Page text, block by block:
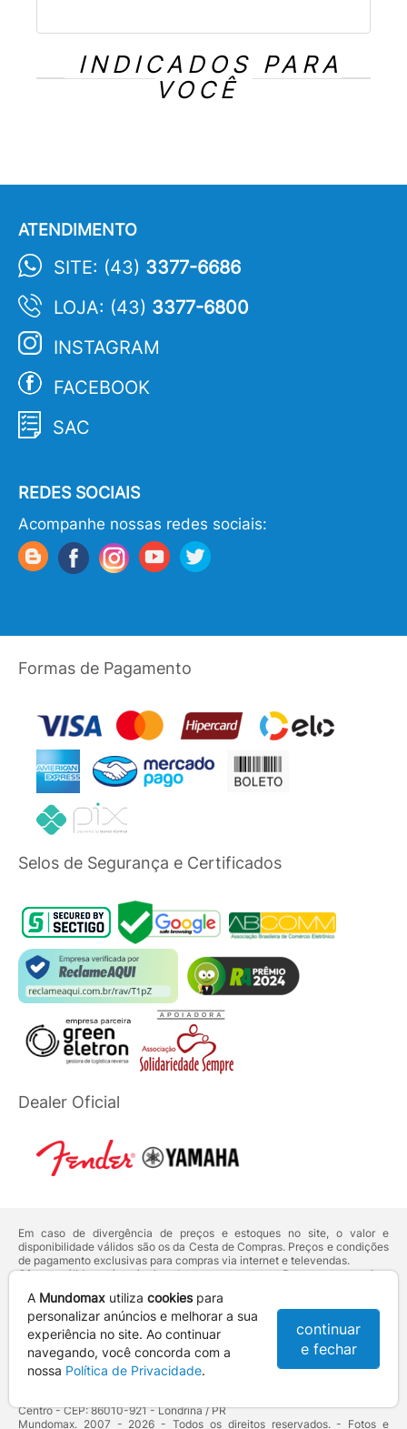
INDICADOS PARA
VOCÊ
ATENDIMENTO
SITE: (43) 3377-6686
LOJA: (43) 3377-6800
INSTAGRAM
FACEBOOK
SAC
REDES SOCIAIS
Acompanhe nossas redes sociais:
Formas de Pagamento
Selos de Segurança e Certificados
Dealer Oficial
Em caso de divergência de preços e estoques no site, o valor e
disponibilidade válidos são os da Cesta de Compras. Preços e condições
de pagamento exclusivas para compras via internet e televendas.
Ofertas válidas até o término de nossos estoques. Para compras acima
deVenda Corporativa.
Os preços apresentados no site prevalecem sobre outros anunciados em
qualquer outro meio de comunicação ou sites de buscas. Código de
Defesa do Consumidor:Lei nº 8.078.
Vendas sujeitas à confirmação de dados e análises de crédito e risco.
Centro - CEP: 86010-921 - Londrina / PR
Mundomax. 2007 - 2026 - Todos os direitos reservados. - Fotos e
A Mundomax utiliza cookiespara
personalizar anúncios e melhorar a sua
experiência no site. Ao continuar
navegando, você concorda com a
nossa Política de Privacidade.
continuar
e fechar